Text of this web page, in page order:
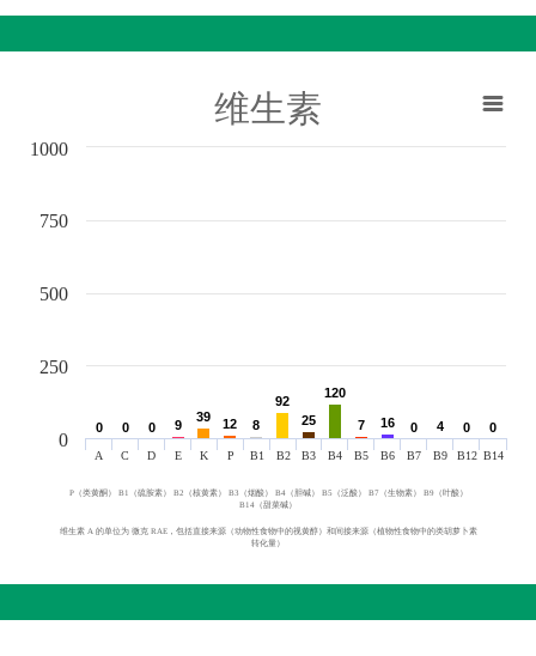
维生素
0
0 0
0 0
0 9
9
39
39 12
12 8
8
92
92
25
25
120
120
7
7 16
16 0
0 4
4 0
0 0
0
A C D E K P B1 B2 B3 B4 B5 B6 B7 B9 B12 B14
0
250
500
750
1000
P（类黄酮） B1（硫胺素） B2（核黄素） B3（烟酸） B4（胆碱） B5（泛酸） B7（生物素） B9（叶酸）
B14（甜菜碱）
维生素 A 的单位为 微克 RAE，包括直接来源（动物性食物中的视黄醇）和间接来源（植物性食物中的类胡萝卜素
转化量）